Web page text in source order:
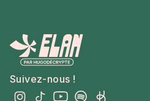
Suivez-nous !